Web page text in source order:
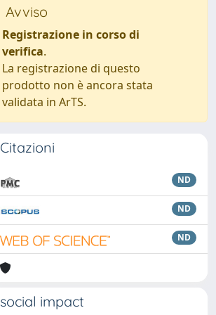
Avviso
Registrazione in corso di
verifica.
La registrazione di questo
prodotto non è ancora stata
validata in ArTS.
Citazioni
ND
ND
ND
social impact